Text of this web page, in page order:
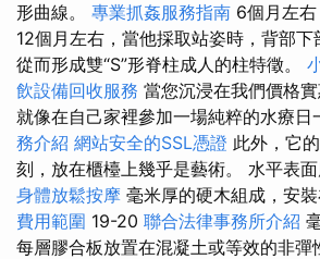
形曲線。 專業抓姦服務指南 6個月左
12個月左右，當他採取站姿時，背部下
從而形成雙“S”形脊柱成人的柱特徵。
飲設備回收服務 當您沉浸在我們價格
就像在自己家裡參加一場純粹的水療日
務介紹 網站安全的SSL憑證 此外，它
刻，放在櫃檯上幾乎是藝術。 水平表
身體放鬆按摩 毫米厚的硬木組成，安
費用範圍 19-20 聯合法律事務所介紹
每層膠合板放置在混凝土或等效的非彈